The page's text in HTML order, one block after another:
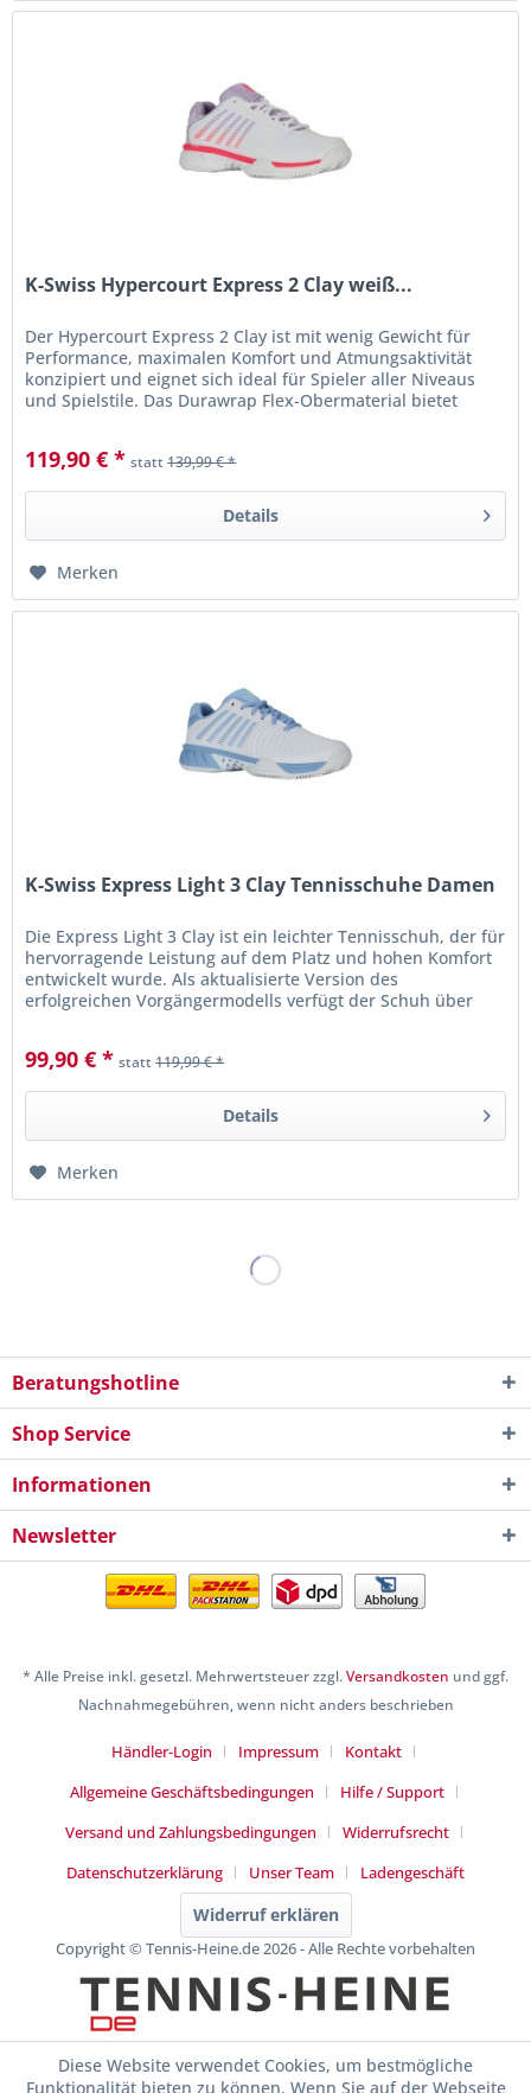
K-Swiss Hypercourt Express 2 Clay weiß...
Der Hypercourt Express 2 Clay ist mit wenig Gewicht für
Performance, maximalen Komfort und Atmungsaktivität
konzipiert und eignet sich ideal für Spieler aller Niveaus
und Spielstile. Das Durawrap Flex-Obermaterial bietet
119,90 € * statt139,99 € *
Details
Merken
K-Swiss Express Light 3 Clay Tennisschuhe Damen
Die Express Light 3 Clay ist ein leichter Tennisschuh, der für
hervorragende Leistung auf dem Platz und hohen Komfort
entwickelt wurde. Als aktualisierte Version des
erfolgreichen Vorgängermodells verfügt der Schuh über
99,90 € * statt119,99 € *
Details
Merken
Beratungshotline
Shop Service
Informationen
Newsletter
* Alle Preise inkl. gesetzl. Mehrwertsteuer zzgl.Versandkosten und ggf.
Nachnahmegebühren, wenn nicht anders beschrieben
Händler-Login Impressum
Kontakt
Allgemeine Geschäftsbedingungen
Hilfe / Support
Versand und Zahlungsbedingungen
Widerrufsrecht
Datenschutzerklärung
Unser Team Ladengeschäft
Widerruf erklären
Copyright © Tennis-Heine.de 2026 - Alle Rechte vorbehalten
Diese Website verwendet Cookies, um bestmögliche
Funktionalität bieten zu können. Wenn Sie auf der Webseite